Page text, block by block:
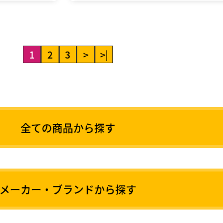
1 2 3 > >|
全ての商品から探す
メーカー・ブランドから探す